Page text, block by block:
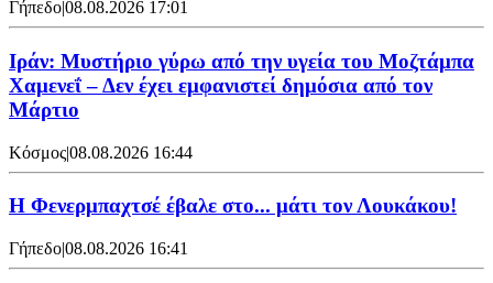
Γήπεδο|08.08.2026 17:01
Ιράν: Μυστήριο γύρω από την υγεία του Μοζτάμπα
Χαμενεΐ – Δεν έχει εμφανιστεί δημόσια από τον
Μάρτιο
Κόσμος|08.08.2026 16:44
Η Φενερμπαχτσέ έβαλε στο... μάτι τον Λουκάκου!
Γήπεδο|08.08.2026 16:41